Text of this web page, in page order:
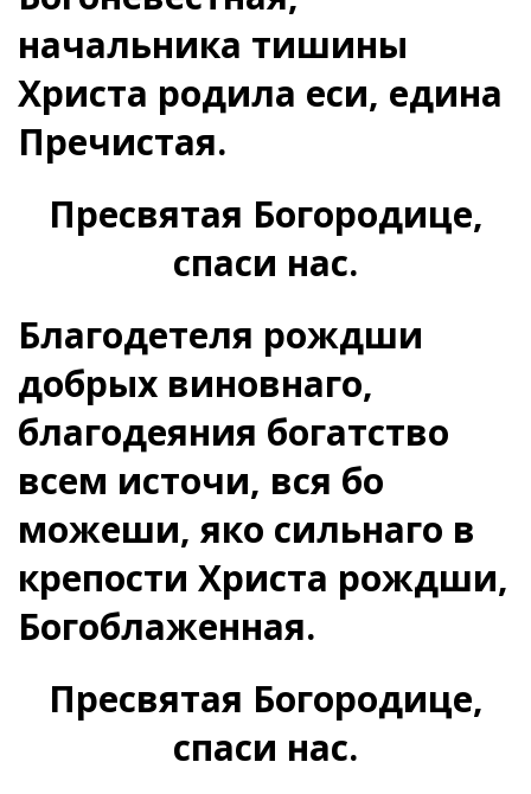
начальника тишины
Христа родила еси, едина
Пречистая.
Пресвятая Богородице,
спаси нас.
Благодетеля рождши
добрых виновнаго,
благодеяния богатство
всем источи, вся бо
можеши, яко сильнаго в
крепости Христа рождши,
Богоблаженная.
Пресвятая Богородице,
спаси нас.